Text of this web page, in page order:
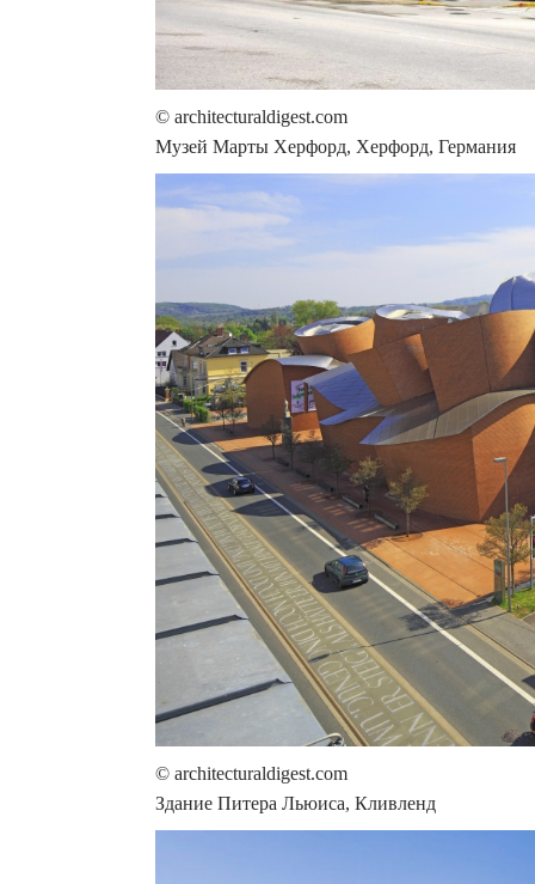
© architecturaldigest.com
Музей Марты Херфорд, Херфорд, Германия
© architecturaldigest.com
Здание Питера Льюиса, Кливленд